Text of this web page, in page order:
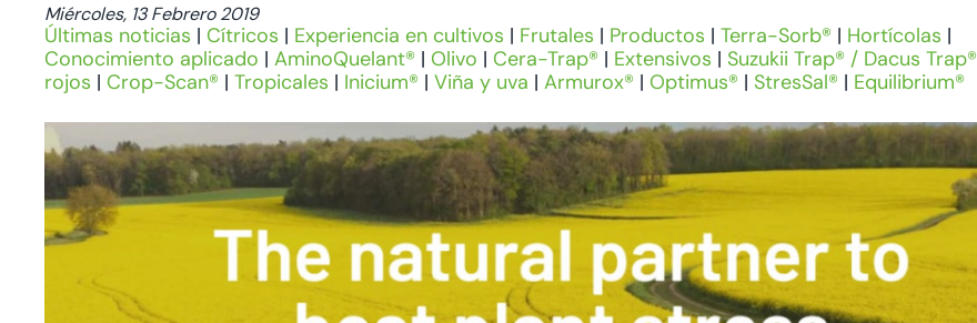
Miércoles, 13 Febrero 2019
Últimas noticias | Cítricos | Experiencia en cultivos | Frutales | Productos | Terra-Sorb® | Hortícolas |
Conocimiento aplicado | AminoQuelant® | Olivo | Cera-Trap® | Extensivos | Suzukii Trap® / Dacus Trap®
rojos | Crop-Scan® | Tropicales | Inicium® | Viña y uva | Armurox® | Optimus® | StresSal® | Equilibrium®